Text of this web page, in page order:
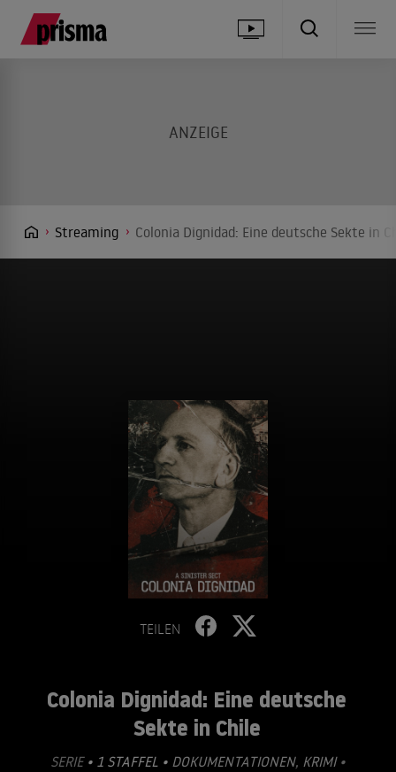
Streaming Colonia Dignidad: Eine deutsche Sekte in
TEILEN
Colonia Dignidad: Eine deutsche
Sekte in Chile
SERIE • 1 STAFFEL • DOKUMENTATIONEN, KRIMI•